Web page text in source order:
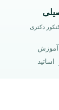
دکتری